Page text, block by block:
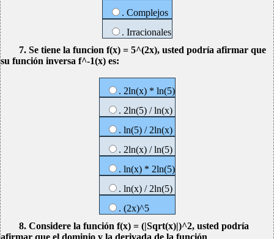
. Complejos
. Irracionales
7. Se tiene la funcion f(x) = 5^(2x), usted podría afirmar que
su función inversa f^-1(x) es:
. 2ln(x) * ln(5)
. 2ln(5) / ln(x)
. ln(5) / 2ln(x)
. 2ln(x) / ln(5)
. ln(x) * 2ln(5)
. ln(x) / 2ln(5)
. (2x)^5
8. Considere la función f(x) = (|Sqrt(x)|)^2, usted podría
afirmar que el dominio y la derivada de la función